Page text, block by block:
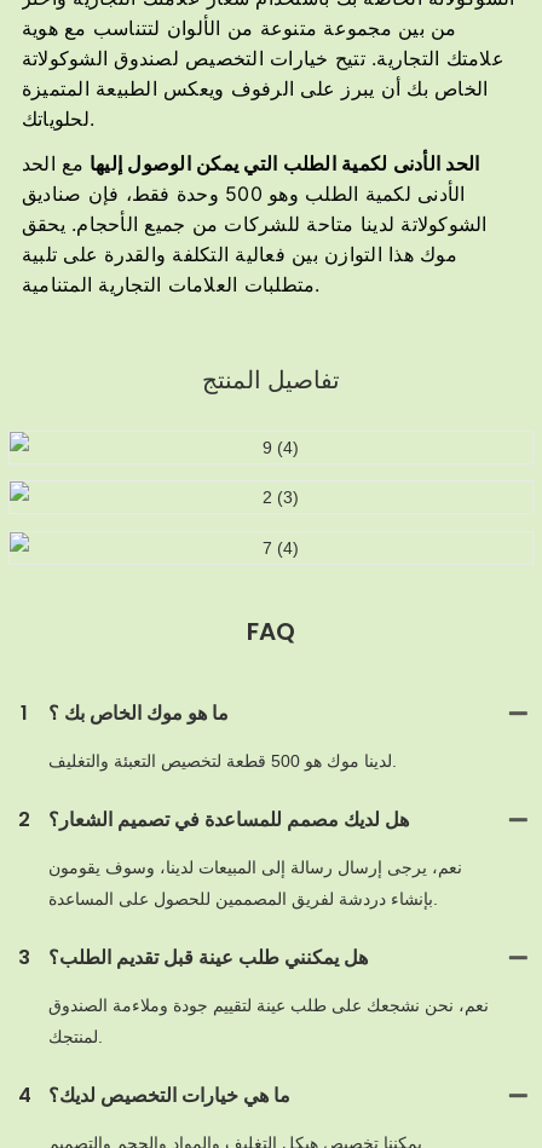
من بين مجموعة متنوعة من الألوان لتتناسب مع هوية
علامتك التجارية. تتيح خيارات التخصيص لصندوق الشوكولاتة
الخاص بك أن يبرز على الرفوف ويعكس الطبيعة المتميزة
لحلوياتك.
الحد الأدنى لكمية الطلب التي يمكن الوصول إليها مع الحد
الأدنى لكمية الطلب وهو 500 وحدة فقط، فإن صناديق
الشوكولاتة لدينا متاحة للشركات من جميع الأحجام. يحقق
موك هذا التوازن بين فعالية التكلفة والقدرة على تلبية
متطلبات العلامات التجارية المتنامية.
تفاصيل المنتج
FAQ
1 ما هو موك الخاص بك ؟
2 هل لديك مصمم للمساعدة في تصميم الشعار؟
نعم، يرجى إرسال رسالة إلى المبيعات لدينا، وسوف يقومون
3 هل يمكنني طلب عينة قبل تقديم الطلب؟
نعم، نحن نشجعك على طلب عينة لتقييم جودة وملاءمة الصندوق
4 ما هي خيارات التخصيص لديك؟